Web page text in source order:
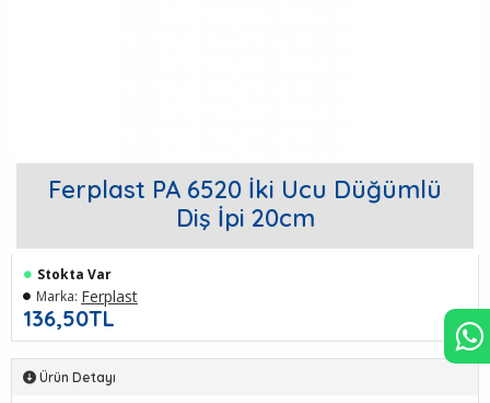
Ferplast PA 6520 İki Ucu Düğümlü
Diş İpi 20cm
136,50TL
Stokta Var
Marka: Ferplast
Ürün Detayı